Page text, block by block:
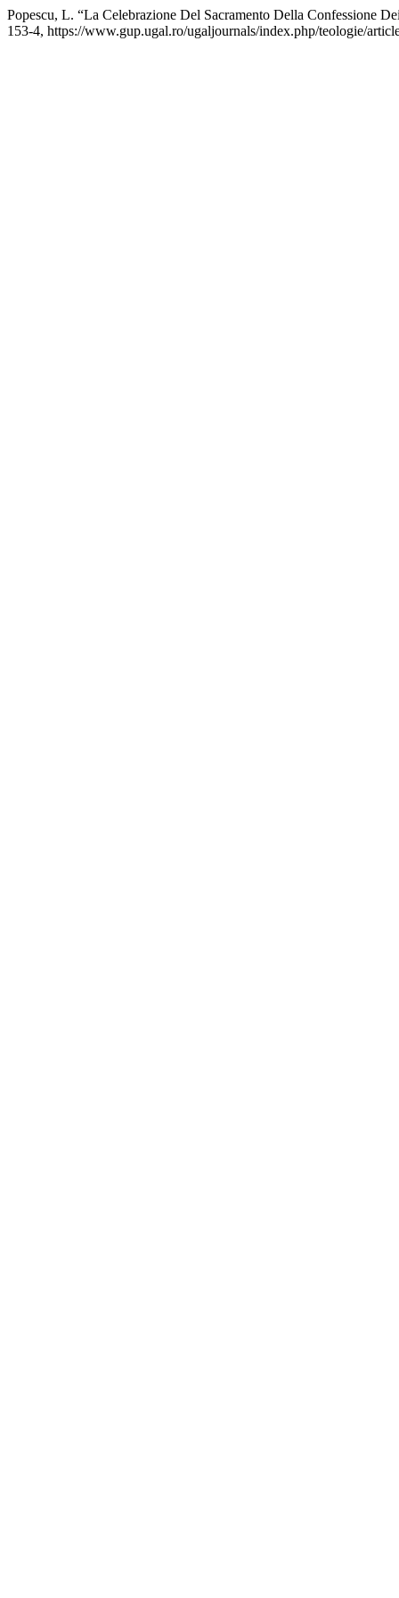
Popescu, L. “La Celebrazione Del Sacramento Della Confessione
153-4, https://www.gup.ugal.ro/ugaljournals/index.php/teologie/